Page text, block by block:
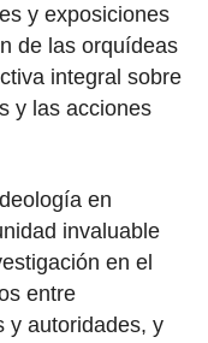
y exposiciones
de las orquídeas
integral sobre
y las acciones
en
invaluable
en el
entre
y autoridades, y